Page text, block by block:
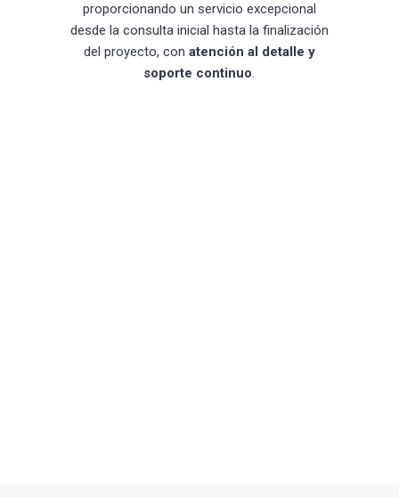
proporcionando un servicio excepcional
desde la consulta inicial hasta la finalización
del proyecto, con atención al detalle y
soporte continuo.